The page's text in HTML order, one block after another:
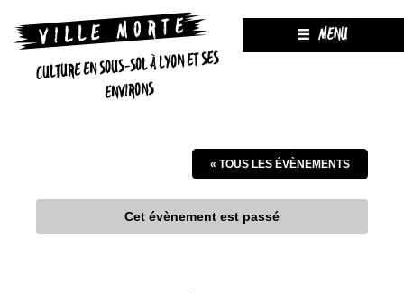
CULTURE EN SOUS-SOL À LYON ET SES
ENVIRONS
MENU
« TOUS LES ÉVÈNEMENTS
Cet évènement est passé